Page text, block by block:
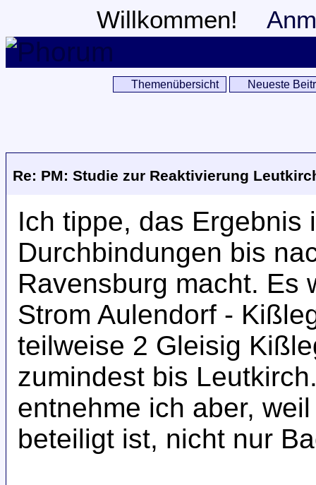
Willkommen!
Themenübersicht Neueste
Re: PM: Studie zur Reaktivierung
Ich tippe, das Ergebnis
Durchbindungen bis
Ravensburg macht. Es
Strom Aulendorf -
teilweise 2 Gleisig
zumindest bis
entnehme ich aber,
beteiligt ist, nicht nur